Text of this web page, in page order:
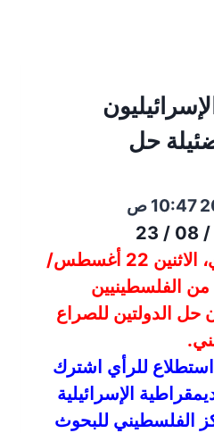
حل
أظهر استطلاع للرأي، الاثنين 22 أغسطس/
من الفلسطينيين
حل الدولتين للصراع
للرأي اشترك
الإسرائيلية
الفلسطيني للبحوث